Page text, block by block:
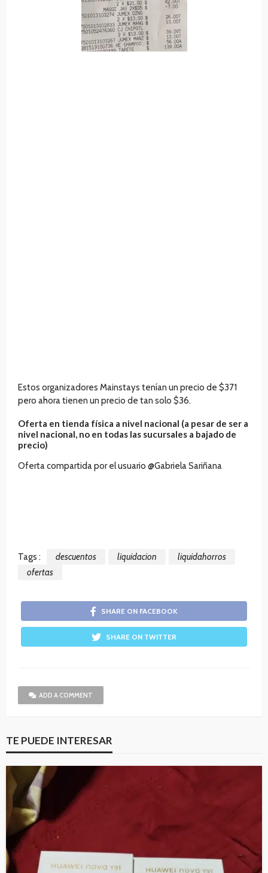
Estos organizadores Mainstays tenían un precio de $371
pero ahora tienen un precio de tan solo $36.
Oferta en tienda física a nivel nacional (a pesar de ser a
nivel nacional, no en todas las sucursales a bajado de
precio)
Oferta compartida por el usuario @Gabriela Sariñana
Tags : descuentos liquidacion
liquidahorros
ofertas
SHARE ON FACEBOOK
SHARE ON TWITTER
ADD A COMMENT
TE PUEDE INTERESAR